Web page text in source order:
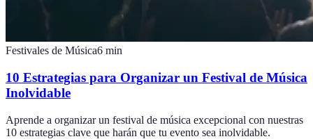
Festivales de Música6 min
10 Estrategias para Organizar un Festival de Música
Inolvidable
Aprende a organizar un festival de música excepcional con nuestras
10 estrategias clave que harán que tu evento sea inolvidable.